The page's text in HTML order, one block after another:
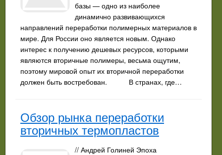
базы — одно из наиболее
динамично развивающихся
направлений переработки полимерных материалов в
мире. Для России оно является новым. Однако
интерес к получению дешевых ресурсов, которыми
являются вторичные полимеры, весьма ощутим,
поэтому мировой опыт их вторичной переработки
должен быть востребован. В странах, где…
Обзор рынка переработки
вторичных термопластов
// Андрей Голиней Эпоха